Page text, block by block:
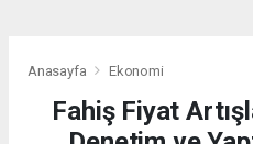
Anasayfa Ekonomi
Fahiş Fiyat